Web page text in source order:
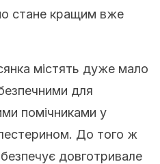
стане кращим вже
містять дуже мало
для
помічниками у
До того ж
довготривале